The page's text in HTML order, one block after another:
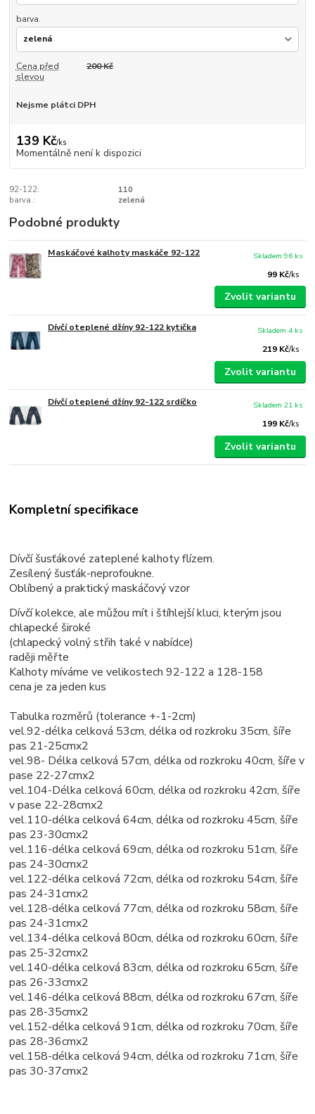
barva.
Cena před
slevou
200 Kč
Nejsme plátci DPH
139 Kč/ks
Momentálně není k dispozici
92-122:
110
barva.:
zelená
Podobné produkty
Maskáčové kalhoty maskáče 92-122
99 Kč/ks
Skladem 96 ks
Zvolit variantu
Dívčí oteplené džíny 92-122 kytička
219 Kč/ks
Skladem 4 ks
Zvolit variantu
Dívčí oteplené džíny 92-122 srdíčko
199 Kč/ks
Skladem 21 ks
Zvolit variantu
Kompletní specifikace
Dívčí šusťákové zateplené kalhoty flízem.
Zesílený šusťák-neprofoukne.
Oblíbený a praktický maskáčový vzor
Dívčí kolekce, ale můžou mít i štíhlejší kluci, kterým jsou
chlapecké široké
(chlapecký volný střih také v nabídce)
raději měřte
Kalhoty míváme ve velikostech 92-122 a 128-158
cena je za jeden kus
Tabulka rozměrů (tolerance +-1-2cm)
vel.92-délka celková 53cm, délka od rozkroku 35cm, šíře
pas 21-25cmx2
vel.98- Délka celková 57cm, délka od rozkroku 40cm, šíře v
pase 22-27cmx2
vel.104-Délka celková 60cm, délka od rozkroku 42cm, šíře
v pase 22-28cmx2
vel.110-délka celková 64cm, délka od rozkroku 45cm, šíře
pas 23-30cmx2
vel.116-délka celková 69cm, délka od rozkroku 51cm, šíře
pas 24-30cmx2
vel.122-délka celková 72cm, délka od rozkroku 54cm, šíře
pas 24-31cmx2
vel.128-délka celková 77cm, délka od rozkroku 58cm, šíře
pas 24-31cmx2
vel.134-délka celková 80cm, délka od rozkroku 60cm, šíře
pas 25-32cmx2
vel.140-délka celková 83cm, délka od rozkroku 65cm, šíře
pas 26-33cmx2
vel.146-délka celková 88cm, délka od rozkroku 67cm, šíře
pas 28-35cmx2
vel.152-délka celková 91cm, délka od rozkroku 70cm, šíře
pas 28-36cmx2
vel.158-délka celková 94cm, délka od rozkroku 71cm, šíře
pas 30-37cmx2